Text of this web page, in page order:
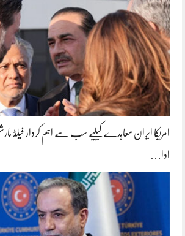
امریکا ایران معاہدے کیلیے سب سے اہم کردار فیلڈ
ادا…